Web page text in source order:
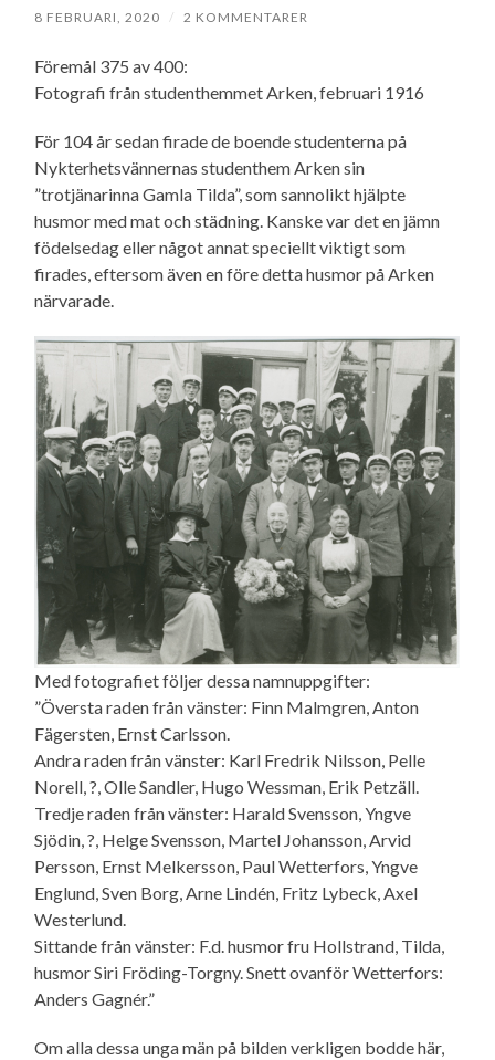
8 FEBRUARI, 2020 / 2 KOMMENTARER
Föremål 375 av 400:
Fotografi från studenthemmet Arken, februari 1916
För 104 år sedan firade de boende studenterna på
Nykterhetsvännernas studenthem Arken sin
”trotjänarinna Gamla Tilda”, som sannolikt hjälpte
husmor med mat och städning. Kanske var det en jämn
födelsedag eller något annat speciellt viktigt som
firades, eftersom även en före detta husmor på Arken
närvarade.
Med fotografiet följer dessa namnuppgifter:
”Översta raden från vänster: Finn Malmgren, Anton
Fägersten, Ernst Carlsson.
Andra raden från vänster: Karl Fredrik Nilsson, Pelle
Norell, ?, Olle Sandler, Hugo Wessman, Erik Petzäll.
Tredje raden från vänster: Harald Svensson, Yngve
Sjödin, ?, Helge Svensson, Martel Johansson, Arvid
Persson, Ernst Melkersson, Paul Wetterfors, Yngve
Englund, Sven Borg, Arne Lindén, Fritz Lybeck, Axel
Westerlund.
Sittande från vänster: F.d. husmor fru Hollstrand, Tilda,
husmor Siri Fröding-Torgny. Snett ovanför Wetterfors:
Anders Gagnér.”
Om alla dessa unga män på bilden verkligen bodde här,